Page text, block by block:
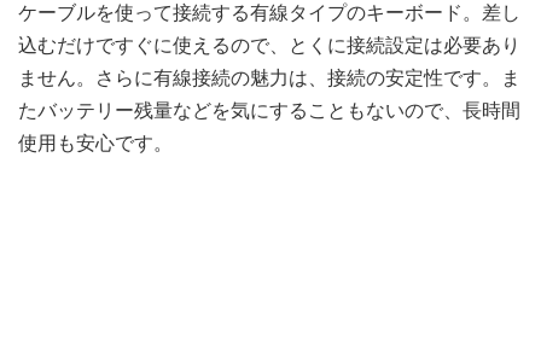
ケーブルを使って接続する有線タイプのキーボード。差し
込むだけですぐに使えるので、とくに接続設定は必要あり
ません。さらに有線接続の魅力は、接続の安定性です。ま
たバッテリー残量などを気にすることもないので、長時間
使用も安心です。